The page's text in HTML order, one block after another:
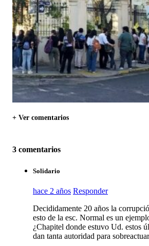
+ Ver comentarios
3 comentarios
Solidario
hace 2 años Responder
Decididamente 20 años la
esto de la esc. Normal es un
¿Chapitel donde estuvo Ud. estos
dan tanta autoridad para